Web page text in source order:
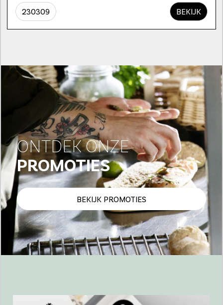
230309 BEKIJK
ONTDEK ONZE
PROMOTIES
BEKIJK PROMOTIES